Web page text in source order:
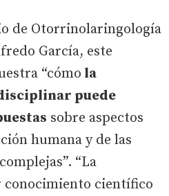
de Otorrinolaringología
García, este
“cómo la
puede
sobre aspectos
humana y de las
“La
conocimiento científico